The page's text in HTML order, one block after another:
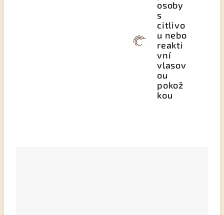
osoby
s
citlivo
u nebo
reakti
vní
vlasov
ou
pokož
kou